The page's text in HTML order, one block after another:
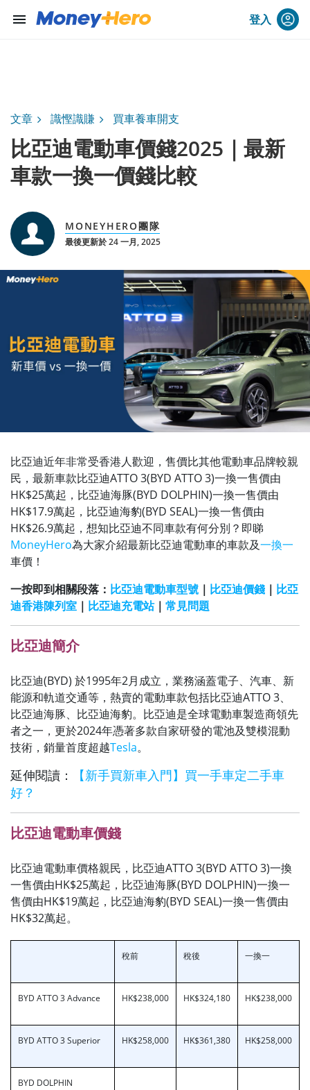
menu 登入
文章 識慳識賺 買車養車開支
比亞迪電動車價錢2025｜最新
車款一換一價錢比較
MONEYHERO團隊
最後更新於 24 一月, 2025
比亞迪近年非常受香港人歡迎，售價比其他電動車品牌較親
民，最新車款比亞迪ATTO 3(BYD ATTO 3)一換一售價由
HK$25萬起，比亞迪海豚(BYD DOLPHIN)一換一售價由
HK$17.9萬起，比亞迪海豹(BYD SEAL)一換一售價由
HK$26.9萬起，想知比亞迪不同車款有何分別？即睇
MoneyHero為大家介紹最新比亞迪電動車的車款及一換一
車價！
一按即到相關段落： 比亞迪電動車型號 ｜ 比亞迪價錢 ｜ 比亞
迪香港陳列室 ｜ 比亞迪充電站｜ 常見問題
比亞迪簡介
比亞迪(BYD) 於1995年2月成立，業務涵蓋電子、汽車、新
能源和軌道交通等，熱賣的電動車款包括比亞迪ATTO 3、
比亞迪海豚、比亞迪海豹。比亞迪是全球電動車製造商領先
者之一，更於2024年憑著多款自家研發的電池及雙模混動
技術，銷量首度超越Tesla。
延伸閱讀：
【新手買新車入門】買一手車定二手車
好？
比亞迪電動車價錢
比亞迪電動車價格親民，比亞迪ATTO 3(BYD ATTO 3)一換
一售價由HK$25萬起，比亞迪海豚(BYD DOLPHIN)一換一
售價由HK$19萬起，比亞迪海豹(BYD SEAL)一換一售價由
HK$32萬起。
稅前 稅後 一換一
BYD ATTO 3 Advance HK$238,000 HK$324,180 HK$238,000
BYD ATTO 3 Superior HK$258,000 HK$361,380 HK$258,000
BYD DOLPHIN